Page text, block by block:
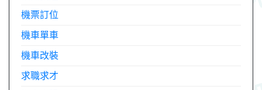
機票訂位
機車單車
機車改裝
求職求才